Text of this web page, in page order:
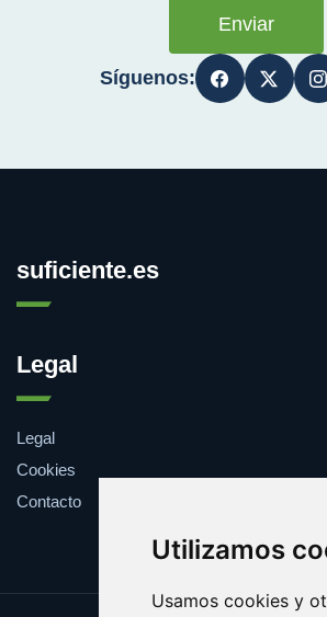
Utilizamos
Usamos cookies y
Enviar
Síguenos:
suficiente.es
Legal
Legal
Cookies
Contacto